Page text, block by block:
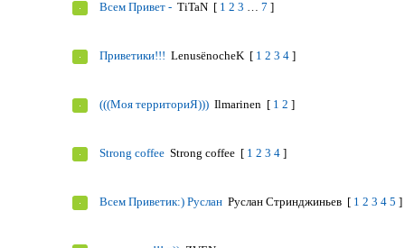
Всем Привет - TiTaN [ 1 2 3 … 7 ]
Приветики!!! LenusёnocheK [ 1 2 3 4 ]
(((Моя территориЯ))) Ilmarinen [ 1 2 ]
Strong coffee Strong coffee [ 1 2 3 4 ]
Всем Приветик:) Руслан Руслан Стринджиньев [ 1 2 3 4 5 ]